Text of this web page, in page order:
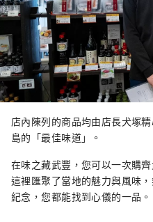
店內陳列的商品均由店長犬塚
島的「最佳味道」。
在味之藏武豐，您可以一次購
這裡匯聚了當地的魅力與風味
紀念，您都能找到心儀的一品。